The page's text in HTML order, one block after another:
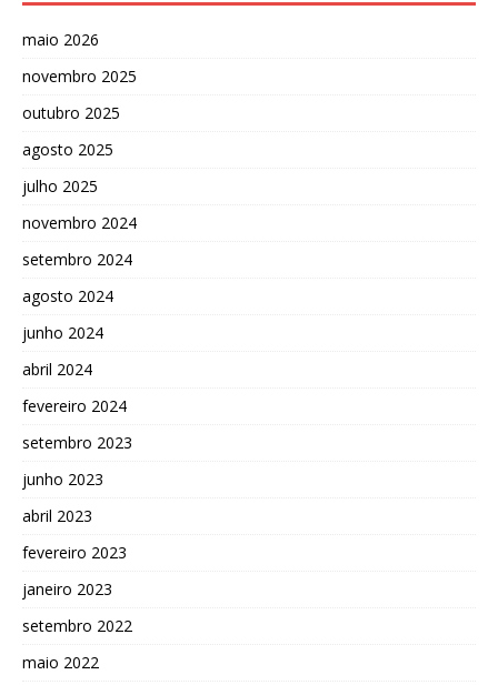
maio 2026
novembro 2025
outubro 2025
agosto 2025
julho 2025
novembro 2024
setembro 2024
agosto 2024
junho 2024
abril 2024
fevereiro 2024
setembro 2023
junho 2023
abril 2023
fevereiro 2023
janeiro 2023
setembro 2022
maio 2022